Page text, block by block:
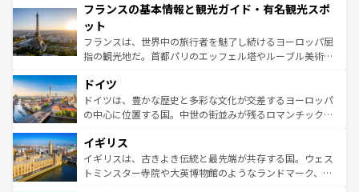
ませてくれるイタリアで、忘れられない旅をしてみよう！
なお、新着のイタリア情報は
しい。
文化が根付くこの国では、情熱的なフラメンコ、熱気あふ
れる闘牛、そして美味しいタパスが生活の一部となってい
る。首都マドリードの洗練された雰囲気や、バルセロナの
アートに溢れた街角から、地方では古代ローマ遺跡や中世
せる。地方によって風土や気候が異なるスペインはその個
性で訪れる人を魅了する。 なお、新着のスペイン情報は コ
ンテンツ一覧を参照してほしい。
フランスの基本情報と観光ガイド・有名観光スポ
ット
フランスは、世界中の旅行者を魅了し続けるヨーロッパ屈
指の観光地だ。首都パリのエッフェル塔やルーブル美術館
で、幅広い魅力が詰まっている。華麗な宮殿、歴史的な大
聖堂、美しいビーチ、そして豊かな自然が、訪れる者を心
から魅了する。また、フランスは美食の国としても知ら
いる。シャンパンの発祥地であるランス、プロヴァンスの
香り高いラベンダー畑など、多彩な楽しみ方が可能だ。さ
らに、パリ以外の地域にも魅力が溢れており、どの街角に
ドイツ
ドイツは、豊かな歴史と多彩な文化が交差するヨーロッパ
の中心に位置する国。中世の街並みが残るロマンチック街
顔を持つこの国は、どこを歩いても飽きることがない。ベ
ルリンの文化的活気、バイエルン州のアルプスの絶景、そ
してライン川沿いのワイン畑といった風景は必見。ビール
イギリス
イギリスは、古きよき伝統と最先端が共存する国。ウェス
トミンスター寺院や大英博物館のようなランドマーク、歴